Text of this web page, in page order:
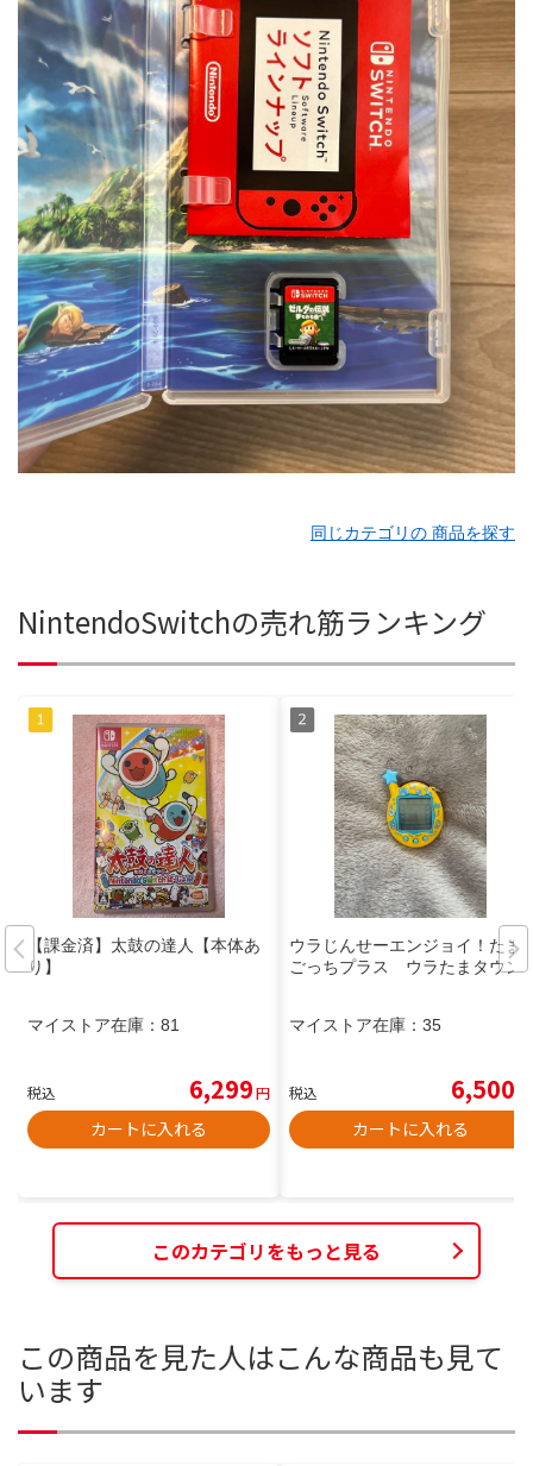
同じカテゴリの 商品を探す
NintendoSwitchの売れ筋ランキング
【課金済】太鼓の達人【本体あ
り】
マイストア在庫： 81
税込 6,299円
カートに入れる
ウラじんせーエンジョイ！たま
ごっちプラス ウラたまタウン
マイストア在庫： 35
税込 6,500
カートに入れる
このカテゴリをもっと見る
この商品を見た人はこんな商品も見て
います